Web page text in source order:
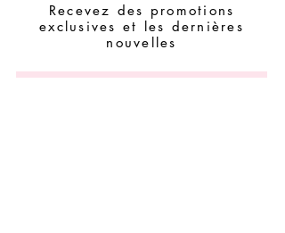
Recevez des promotions
exclusives et les dernières
nouvelles